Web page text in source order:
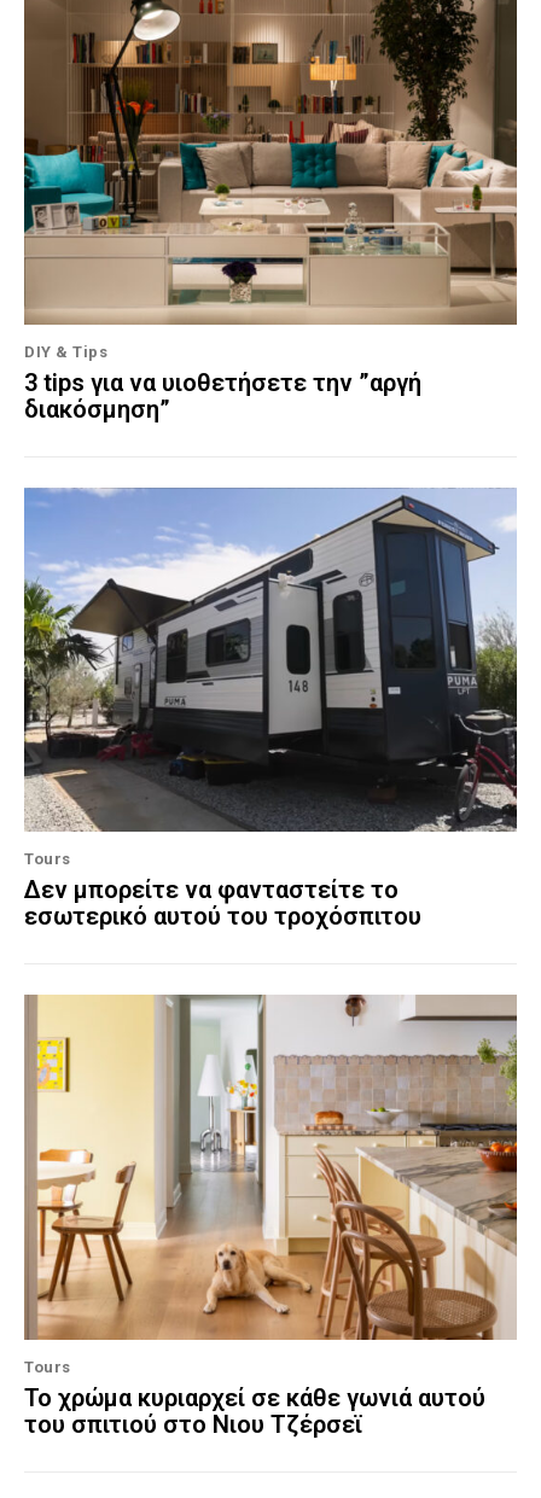
DIY & Tips
3 tips για να υιοθετήσετε την ”αργή
διακόσμηση”
Tours
Δεν μπορείτε να φανταστείτε το
εσωτερικό αυτού του τροχόσπιτου
Tours
Το χρώμα κυριαρχεί σε κάθε γωνιά αυτού
του σπιτιού στο Νιου Τζέρσεϊ